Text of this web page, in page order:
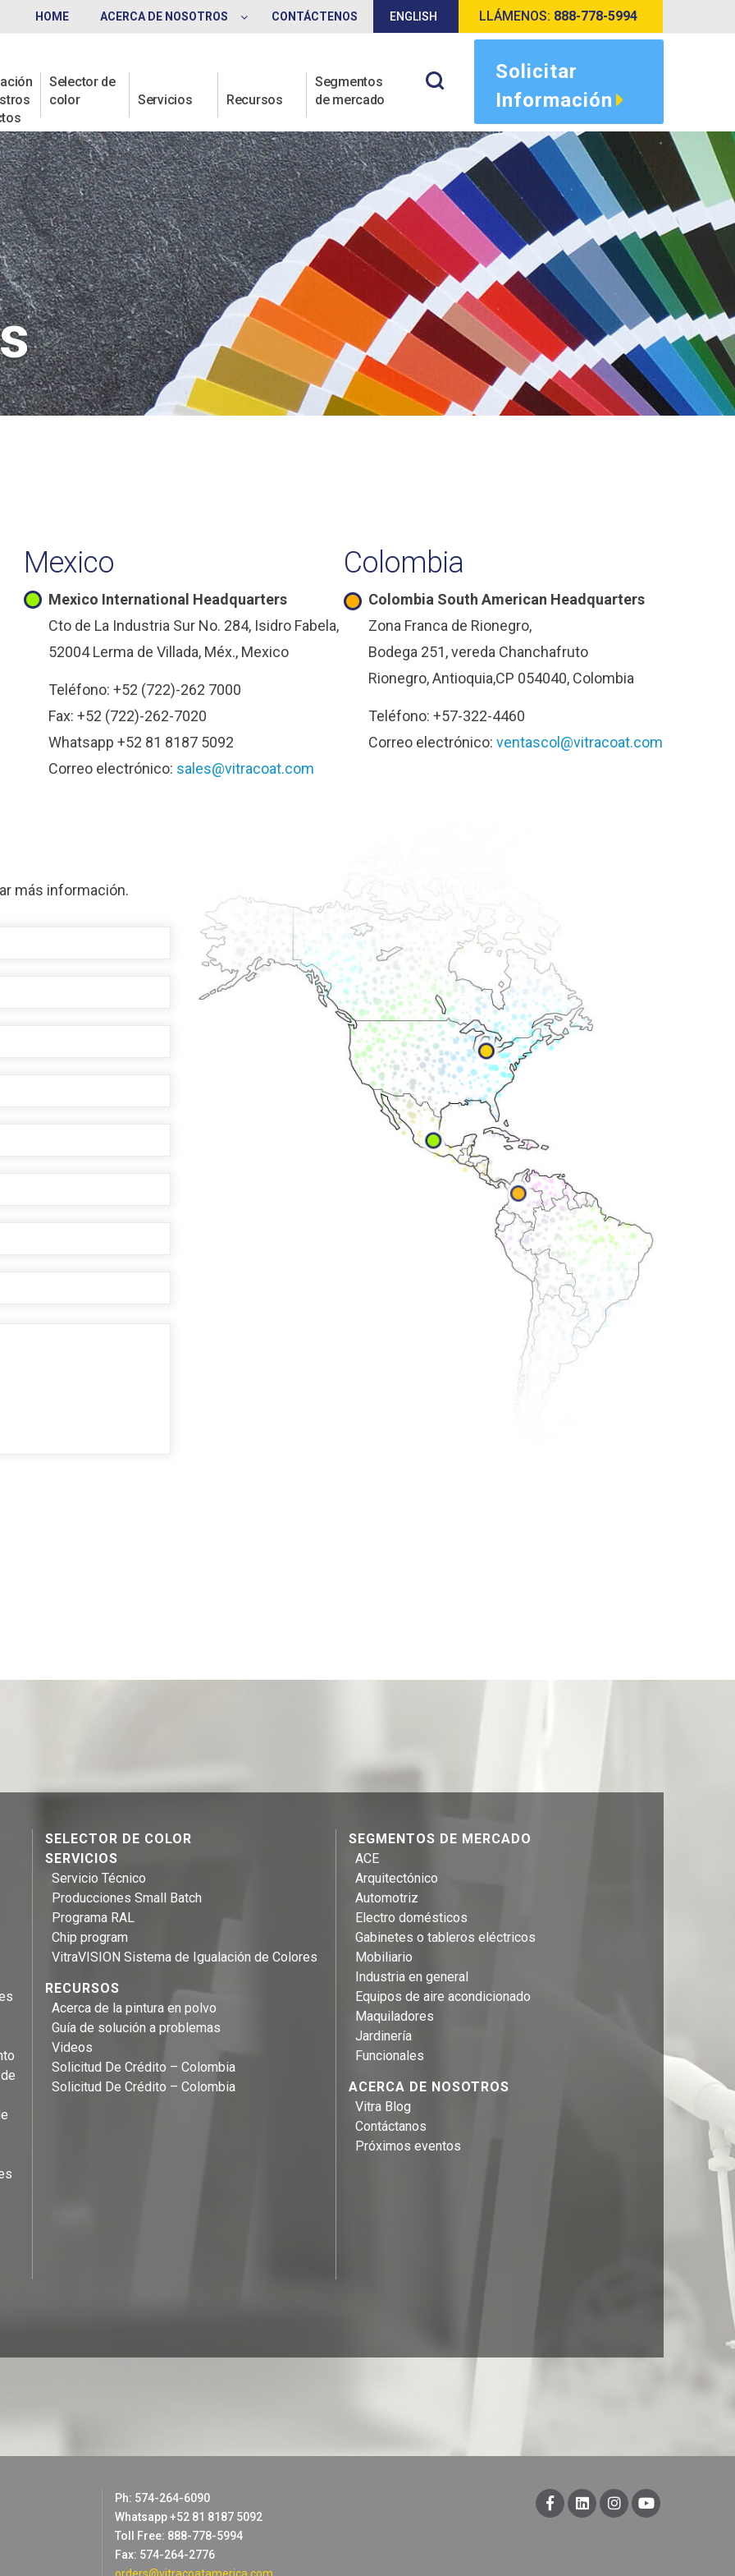
HOME ACERCA DE NOSOTROS CONTÁCTENOS ENGLISH LLÁMENOS: 888-778-5994
Solicitar
Información
Selector de
color
Servicios Recursos
Segmentos
de mercado
Mexico
Mexico International Headquarters
Cto de La Industria Sur No. 284, Isidro Fabela,
52004 Lerma de Villada, Méx., Mexico
Teléfono: +52 (722)-262 7000
Fax: +52 (722)-262-7020
Whatsapp +52 81 8187 5092
Correo electrónico: sales@vitracoat.com
Colombia
Colombia South American Headquarters
Zona Franca de Rionegro,
Bodega 251, vereda Chanchafruto
Rionegro, Antioquia,CP 054040, Colombia
Teléfono: +57-322-4460
Correo electrónico: ventascol@vitracoat.com
más información.
SELECTOR DE COLOR
SERVICIOS
Servicio Técnico
Producciones Small Batch
Programa RAL
Chip program
VitraVISION Sistema de Igualación de Colores
RECURSOS
Acerca de la pintura en polvo
Guía de solución a problemas
Videos
Solicitud De Crédito – Colombia
Solicitud De Crédito – Colombia
SEGMENTOS DE MERCADO
ACE
Arquitectónico
Automotriz
Electro domésticos
Gabinetes o tableros eléctricos
Mobiliario
Industria en general
Equipos de aire acondicionado
Maquiladores
Jardinería
Funcionales
ACERCA DE NOSOTROS
Vitra Blog
Contáctanos
Próximos eventos
Ph: 574-264-6090
Whatsapp +52 81 8187 5092
Toll Free: 888-778-5994
Fax: 574-264-2776